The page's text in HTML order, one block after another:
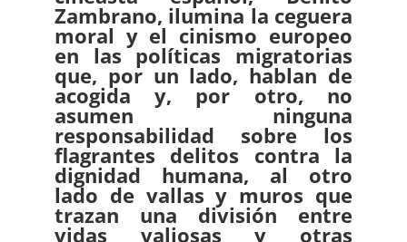
Zambrano, ilumina la ceguera
moral y el cinismo europeo
en las políticas migratorias
que, por un lado, hablan de
acogida y, por otro, no
asumen ninguna
responsabilidad sobre los
flagrantes delitos contra la
dignidad humana, al otro
lado de vallas y muros que
trazan una división entre
vidas valiosas y otras